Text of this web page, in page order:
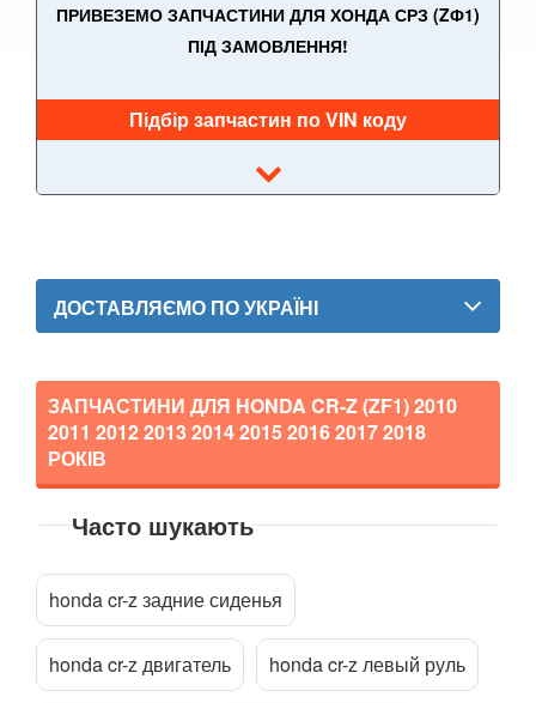
Jazz III (GG, GE)
Legend III (KA9)
Odyssey II (RA6-RA9)
Odyssey IV (RB3-RB4)
S2000 I (AP1)
S2000 II (AP2)
HYUNDAI
JAGUAR
JEEP keyboard_arrow_down
KIA keyboard_arrow_down
ПРИВЕЗЕМО ЗАПЧАСТИНИ ДЛЯ ХОНДА СРЗ (ZФ1)
ПІД ЗАМОВЛЕННЯ!
Підбір запчастин по VIN коду
Прикріпити файл
ДОСТАВЛЯЄМО ПО УКРАЇНІ
ЗАПЧАСТИНИ ДЛЯ HONDA CR-Z (ZF1)2010
2011 2012 2013 2014 2015 2016 2017 2018
РОКІВ
Часто шукають
honda cr-z задние сиденья
honda cr-z двигатель honda cr-z левый руль